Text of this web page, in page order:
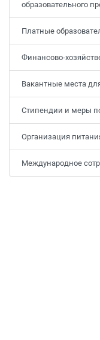
образовательного
Платные
Финансово-
Вакантные места
Стипендии и меры
Организация
Международное